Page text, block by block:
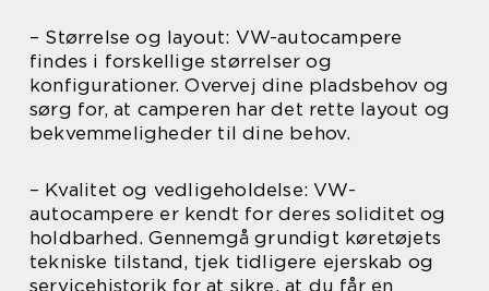
– Størrelse og layout: VW-autocampere
findes i forskellige størrelser og
konfigurationer. Overvej dine pladsbehov og
sørg for, at camperen har det rette layout og
bekvemmeligheder til dine behov.
– Kvalitet og vedligeholdelse: VW-
autocampere er kendt for deres soliditet og
holdbarhed. Gennemgå grundigt køretøjets
tekniske tilstand, tjek tidligere ejerskab og
servicehistorik for at sikre, at du får en